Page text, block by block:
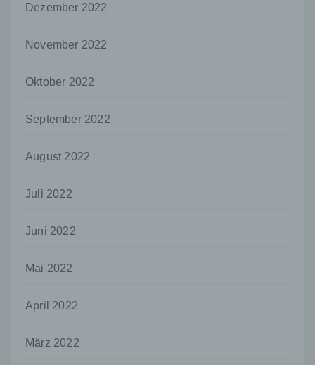
Dezember 2022
November 2022
Oktober 2022
September 2022
August 2022
Juli 2022
Juni 2022
Mai 2022
April 2022
März 2022
Stelle, der personenbezogene Daten
es sich bei ihr um einen Dritten handelt oder
dem Unionsrecht oder dem Recht der
jedoch nicht als Empfänger.
j) Dritter
Stelle außer der betroffenen Person, dem
und den Personen, die unter der
Auftragsverarbeiters befugt sind, die
k) Einwilligung
Person freiwillig für den bestimmten Fall in